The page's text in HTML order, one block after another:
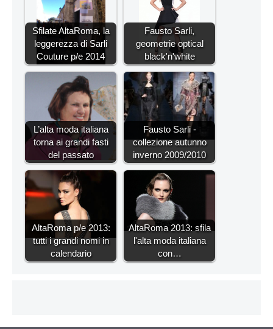
Sfilate AltaRoma, la
leggerezza di Sarli
Couture p/e 2014
Fausto Sarli,
geometrie optical
black'n'white
L’alta moda italiana
torna ai grandi fasti
del passato
Fausto Sarli -
collezione autunno
inverno 2009/2010
AltaRoma p/e 2013:
tutti i grandi nomi in
calendario
AltaRoma 2013: sfila
l'alta moda italiana
con…